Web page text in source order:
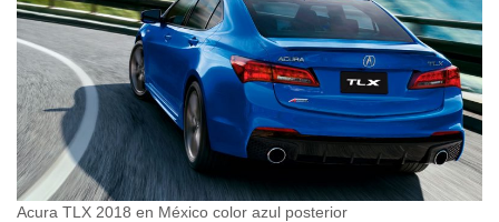
Acura TLX 2018 en México color azul posterior